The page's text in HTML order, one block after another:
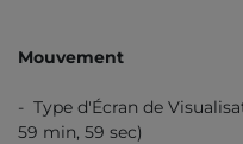
Mouvement
- Type d'Écran de
59 min, 59 sec)